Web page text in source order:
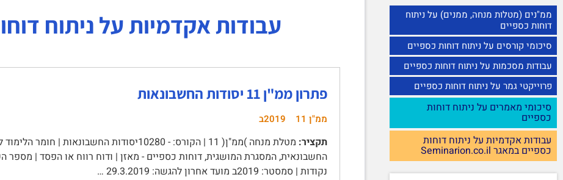
ממ"נים (מטלות מנחה, ממנים) על ניתוח
דוחות כספיים
סיכומי קורסים על ניתוח דוחות כספיים
עבודות מסכמות על ניתוח דוחות כספיים
פרוייקטי גמר על ניתוח דוחות כספיים
סיכומי מאמרים על ניתוח דוחות
כספיים
עבודות אקדמיות על ניתוח דוחות
כספיים במאגר Seminarion.co.il
עבודות אקדמיות על ניתוח
פתרון ממ"ן 11 יסודות החשבונאות
ממ"ן 11 2019ב
תקציר:
נקודות | סמסטר: 2019ב מועד אחרון להגשה: 29.3.2019 …